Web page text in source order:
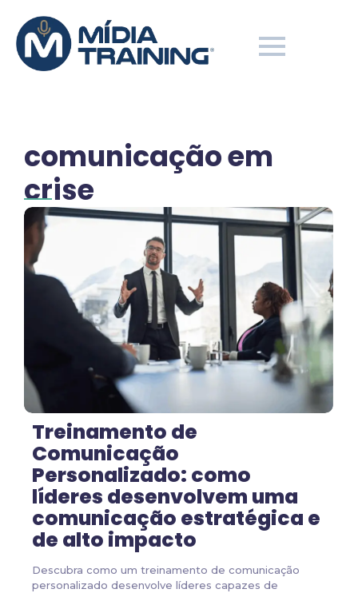
comunicação em
crise
Treinamento de
Comunicação
Personalizado: como
líderes desenvolvem uma
comunicação estratégica e
de alto impacto
Descubra como um treinamento de comunicação
personalizado desenvolve líderes capazes de